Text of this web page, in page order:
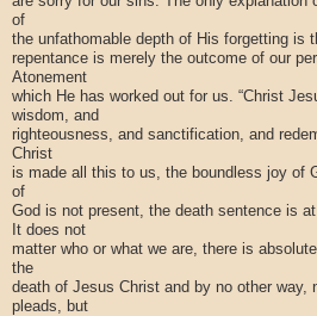
of
the unfathomable depth of His forgetting is
repentance is merely the outcome of our
Atonement
which He has worked out for us. “Christ
wisdom, and
righteousness, and sanctification, and
Christ
is made all this to us, the boundless joy of
of
God is not present, the death sentence is at
It does not
matter who or what we are, there is
the
death of Jesus Christ and by no other way,
pleads, but